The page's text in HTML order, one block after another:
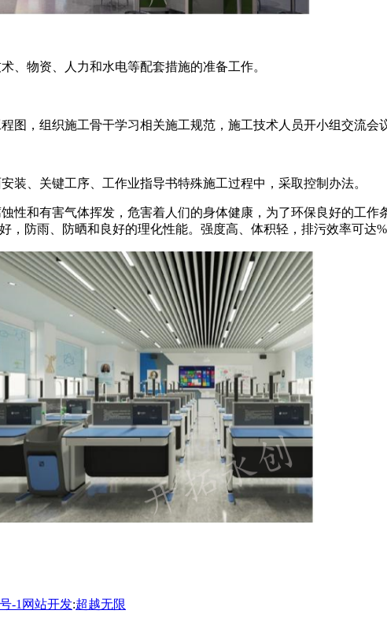
、物资、人力和水电等配套措施的准备工作。
图，组织施工骨干学习相关施工规范，施工技术人员开小组交流会
装、关键工序、工作业指导书特殊施工过程中，采取控制办法。
性和有害气体挥发，危害着人们的身体健康，为了环保良好的工作
防雨、防晒和良好的理化性能。强度高、体积轻，排污效率可达
-1 网站开发:超越无限